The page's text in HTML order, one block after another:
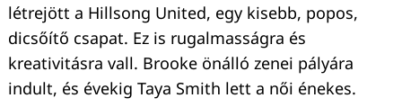
létrejött a Hillsong United, egy kisebb, popos,
dicsőítő csapat. Ez is rugalmasságra és
kreativitásra vall. Brooke önálló zenei pályára
indult, és évekig Taya Smith lett a női énekes.